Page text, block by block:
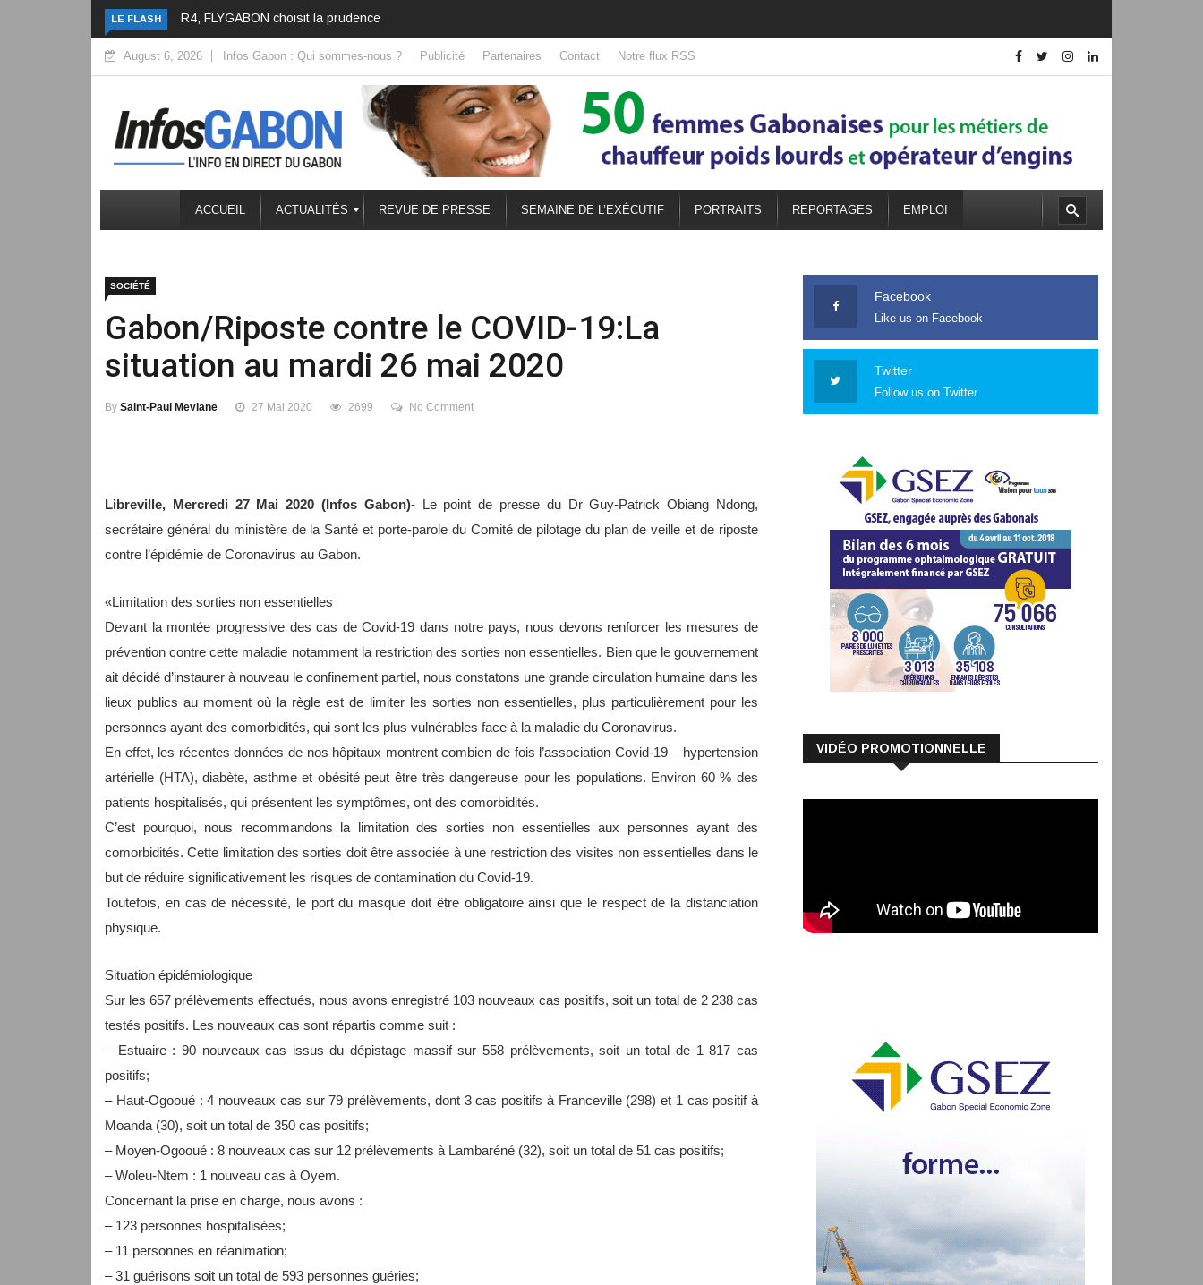
LE FLASH
FLYGABON choisit la prudenceBourses en France, le Gabon
change de cap
August 6, 2026 Infos Gabon : Qui sommes-nous ? Publicité Partenaires Contact Notre flux RSS
ACCUEIL ACTUALITÉS REVUE DE PRESSE SEMAINE DE L’EXÉCUTIF PORTRAITS REPORTAGES EMPLOI
SOCIÉTÉ
Gabon/Riposte contre le COVID-19:La
situation au mardi 26 mai 2020
By Saint-Paul Meviane 27 Mai 2020 2699 No Comment
Libreville, Mercredi 27 Mai 2020 (Infos Gabon)- Le point de presse du Dr Guy-Patrick Obiang Ndong,
secrétaire général du ministère de la Santé et porte-parole du Comité de pilotage du plan de veille et de riposte
contre l’épidémie de Coronavirus au Gabon.
«Limitation des sorties non essentielles
Devant la montée progressive des cas de Covid-19 dans notre pays, nous devons renforcer les mesures de
prévention contre cette maladie notamment la restriction des sorties non essentielles. Bien que le gouvernement
ait décidé d’instaurer à nouveau le confinement partiel, nous constatons une grande circulation humaine dans les
lieux publics au moment où la règle est de limiter les sorties non essentielles, plus particulièrement pour les
personnes ayant des comorbidités, qui sont les plus vulnérables face à la maladie du Coronavirus.
En effet, les récentes données de nos hôpitaux montrent combien de fois l’association Covid-19 – hypertension
artérielle (HTA), diabète, asthme et obésité peut être très dangereuse pour les populations. Environ 60 % des
patients hospitalisés, qui présentent les symptômes, ont des comorbidités.
C’est pourquoi, nous recommandons la limitation des sorties non essentielles aux personnes ayant des
comorbidités. Cette limitation des sorties doit être associée à une restriction des visites non essentielles dans le
but de réduire significativement les risques de contamination du Covid-19.
Toutefois, en cas de nécessité, le port du masque doit être obligatoire ainsi que le respect de la distanciation
physique.
Situation épidémiologique
Sur les 657 prélèvements effectués, nous avons enregistré 103 nouveaux cas positifs, soit un total de 2 238 cas
testés positifs. Les nouveaux cas sont répartis comme suit :
– Estuaire : 90 nouveaux cas issus du dépistage massif sur 558 prélèvements, soit un total de 1 817 cas
positifs;
– Haut-Ogooué : 4 nouveaux cas sur 79 prélèvements, dont 3 cas positifs à Franceville (298) et 1 cas positif à
Moanda (30), soit un total de 350 cas positifs;
– Moyen-Ogooué : 8 nouveaux cas sur 12 prélèvements à Lambaréné (32), soit un total de 51 cas positifs;
– Woleu-Ntem : 1 nouveau cas à Oyem.
Concernant la prise en charge, nous avons :
– 123 personnes hospitalisées;
– 11 personnes en réanimation;
– 31 guérisons soit un total de 593 personnes guéries;
Facebook
Like us on Facebook
Twitter
Follow us on Twitter
VIDÉO PROMOTIONNELLE